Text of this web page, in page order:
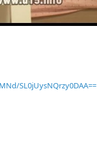
SL0jUysNQrzy0DAA==